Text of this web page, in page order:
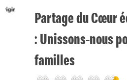
Partage du Cœur
: Unissons-nous
familles